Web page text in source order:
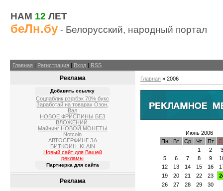
НАМ 12 ЛЕТ
беЛн.бу - Белорусский, народный портал
Главная | Регистрация | Вход | RSS
Реклама
Добавить ссылку
Соцпаблик рэфбэк 70% букс
Заработай на товарах Озон,
Вал
НОВОЕ ФРИСПИНЫ БЕЗ
ВЛОЖЕНИЙ.
Майнинг НОВОЙ МОНЕТЫ
Notcoin
АВТОСЕРФИНГ ЗА
БИТКОИН. KLAIN
Новый сайт для Вашей
рекламы
Партнерка для сайта
Реклама
Главная » 2006
Июнь 2006
Пн
Вт Ср Чт Пт
1
2
5
6 7 8 9
12
13 14 15 16
19
20 21 22 23
26
27 28 29 30